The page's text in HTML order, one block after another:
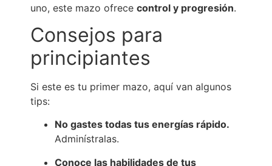
uno, este mazo ofrece control y progresión.
Consejos para
principiantes
Si este es tu primer mazo, aquí van algunos
tips:
No gastes todas tus energías rápido.
Adminístralas.
Conoce las habilidades de tus